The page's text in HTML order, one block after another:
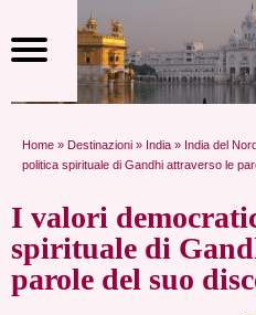
Home » Destinazioni » India » India del
politica spirituale di Gandhi attraverso le
I valori
spirituale di
parole del suo